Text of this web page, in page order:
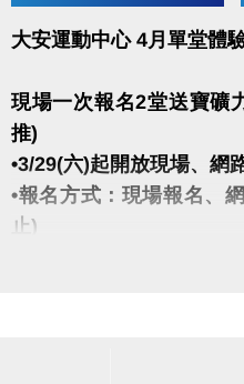
大安運動中心 4月單堂體
現場一次報名2堂送寶
推)
•3/29(六)起開放現場、網
•報名方式：現場報名、
止)
(以上優惠限同一個人報